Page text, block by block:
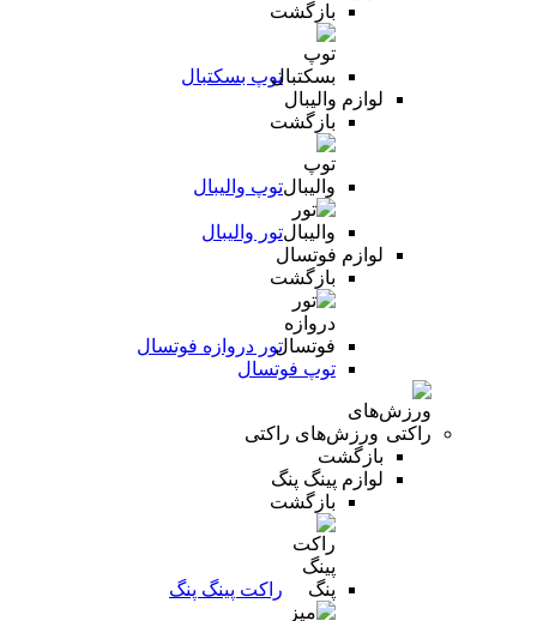
بازگشت
توپ بسکتبال
لوازم والیبال
بازگشت
توپ والیبال
تور والیبال
لوازم فوتسال
بازگشت
تور دروازه فوتسال
توپ فوتسال
ورزش‌های راکتی
بازگشت
لوازم پینگ پنگ
بازگشت
راکت پینگ پنگ